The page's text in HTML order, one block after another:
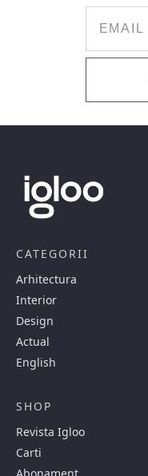
CATEGORII
Arhitectura
Interior
Design
Actual
English
SHOP
Revista Igloo
Carti